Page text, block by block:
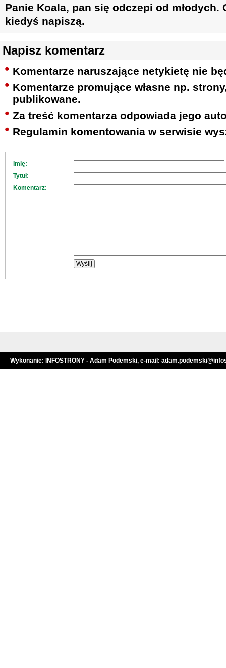
Panie Koala, pan się odczepi od młodych.
kiedyś napiszą.
Napisz komentarz
Komentarze naruszające netykietę nie
Komentarze promujące własne np.
publikowane.
Za treść komentarza odpowiada jego
Regulamin komentowania w serwisie
Imię:
Tytuł:
Komentarz:
Wykonanie: INFOSTRONY - Adam Podemski, e-mail: